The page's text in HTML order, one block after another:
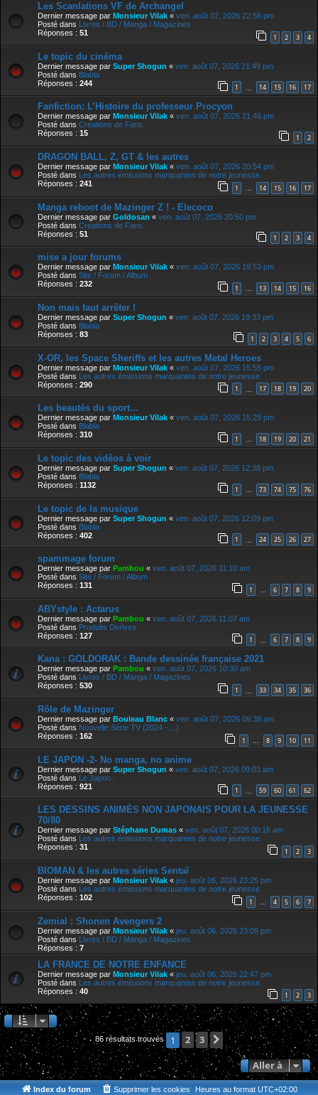
Les Scanlations VF de Archangel
Dernier message par Monsieur Vilak « ven. août 07, 2026 22:56 pm
Posté dans Livres / BD / Manga / Magazines
Réponses : 51 1 2 3 4
Le topic du cinéma
Dernier message par Super Shogun « ven. août 07, 2026 21:49 pm
Posté dans Blabla
Réponses : 244 1 14 15 16 17
Fanfiction: L’Histoire du professeur Procyon
Dernier message par Monsieur Vilak « ven. août 07, 2026 21:46 pm
Posté dans Creations de Fans
Réponses : 15 1 2
DRAGON BALL, Z, GT & les autres
Dernier message par Monsieur Vilak « ven. août 07, 2026 20:54 pm
Posté dans Les autres émissions marquantes de notre jeunesse
Réponses : 241 1 … 14 15 16 17
Manga reboot de Mazinger Z ! - Elecoco
Dernier message par Goldosan « ven. août 07, 2026 20:50 pm
Posté dans Creations de Fans
Réponses : 51 1 2 3 4
mise a jour forums
Dernier message par Monsieur Vilak « ven. août 07, 2026 19:53 pm
Posté dans Site / Forum / Album
Réponses : 232 1 … 13 14 15 16
Non mais faut arrêter !
Dernier message par Super Shogun « ven. août 07, 2026 19:33 pm
Posté dans Blabla
Réponses : 83 1 2 3 4 5 6
X-OR, les Space Sheriffs et les autres Metal Heroes
Dernier message par Monsieur Vilak « ven. août 07, 2026 15:55 pm
Posté dans Les autres émissions marquantes de notre jeunesse
Réponses : 290 1 17 18 19 20
Les beautés du sport...
Dernier message par Monsieur Vilak « ven. août 07, 2026 15:25 pm
Posté dans Blabla
Réponses : 310 1 … 18 19 20 21
Le topic des vidéos à voir
Dernier message par Super Shogun « ven. août 07, 2026 12:38 pm
Posté dans Blabla
Réponses : 1132 1 73 74 75 76
Le topic de la musique
Dernier message par Super Shogun « ven. août 07, 2026 12:09 pm
Posté dans Blabla
Réponses : 402 1 24 25 26 27
spammage forum
Dernier message par Pambou « ven. août 07, 2026 11:10 am
Posté dans Site / Forum / Album
Réponses : 131 1 … 6 7 8 9
ABYstyle : Actarus
Dernier message par Pambou « ven. août 07, 2026 11:07 am
Posté dans Produits Derives
Réponses : 127 1 6 7 8 9
Kana : GOLDORAK : Bande dessinée française 2021
Dernier message par Pambou « ven. août 07, 2026 10:30 am
Posté dans Livres / BD / Manga / Magazines
Réponses : 530 1 33 34 35 36
Rôle de Mazinger
Dernier message par Bouleau Blanc « ven. août 07, 2026 09:38 am
Posté dans Nouvelle Série TV (2024 - ...)
Réponses : 162 1 … 8 9 10 11
LE JAPON -2- No manga, no anime
Dernier message par Super Shogun « ven. août 07, 2026 09:03 am
Posté dans Le Japon :
Réponses : 921 1 59 60 61 62
LES DESSINS ANIMÉS NON JAPONAIS POUR LA JEUNESSE
70/80
Dernier message par Stéphane Dumas « ven. août 07, 2026 00:16 am
Posté dans
Les autres émissions marquantes de notre jeunesse
Réponses : 31 1 2 3
BIOMAN & les autres séries Sentaï
Dernier message par Monsieur Vilak « jeu. août 06, 2026 23:25 pm
Posté dans Les autres émissions marquantes de notre jeunesse
Réponses : 102 1 … 4 5 6 7
Zemial : Shonen Avengers 2
Dernier message par Monsieur Vilak « jeu. août 06, 2026 23:09 pm
Posté dans Livres / BD / Manga / Magazines
Réponses : 7
LA FRANCE DE NOTRE ENFANCE
Dernier message par Monsieur Vilak « jeu. août 06, 2026 22:47 pm
Posté dans Les autres émissions marquantes de notre jeunesse
Réponses : 40 1 2 3
86 résultats trouvés 1 2 3
Suivante
Aller à
Index du forum Heures au format UTC+02:00
Supprimer les cookies